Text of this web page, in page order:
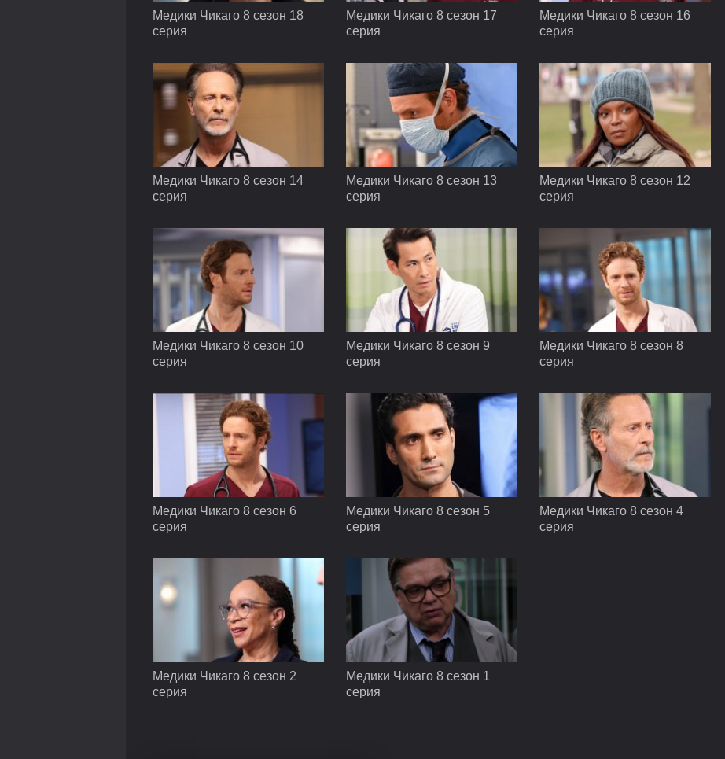
Медики Чикаго 8 сезон 18
серия
Медики Чикаго 8 сезон 17
серия
Медики Чикаго 8 сезон 16
серия
Медики Чикаго 8 сезон 14
серия
Медики Чикаго 8 сезон 13
серия
Медики Чикаго 8 сезон 12
серия
Медики Чикаго 8 сезон 10
серия
Медики Чикаго 8 сезон 9
серия
Медики Чикаго 8 сезон 8
серия
Медики Чикаго 8 сезон 6
серия
Медики Чикаго 8 сезон 5
серия
Медики Чикаго 8 сезон 4
серия
Медики Чикаго 8 сезон 2
серия
Медики Чикаго 8 сезон 1
серия